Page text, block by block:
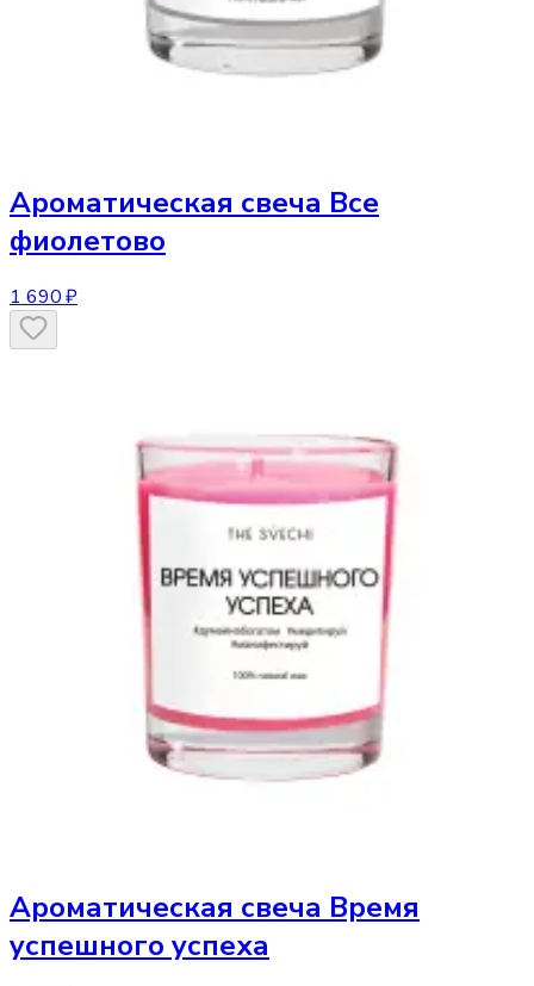
Ароматическая свеча Все
фиолетово
1 690 ₽
Ароматическая свеча Время
успешного успеха